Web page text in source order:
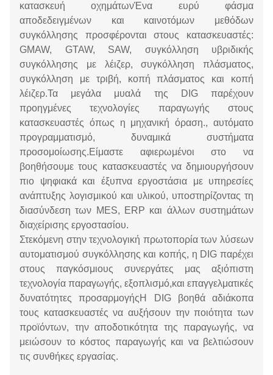
κατασκευή οχημάτωνΈνα ευρύ φάσμα
αποδεδειγμένων και καινοτόμων μεθόδων
συγκόλλησης προσφέρονται στους κατασκευαστές:
GMAW, GTAW, SAW, συγκόλληση υβριδικής
συγκόλλησης με λέιζερ, συγκόλληση πλάσματος,
συγκόλληση με τριβή, κοπή πλάσματος και κοπή
λέιζερ.Τα μεγάλα μυαλά της DIG παρέχουν
προηγμένες τεχνολογίες παραγωγής στους
κατασκευαστές όπως η μηχανική όραση., αυτόματο
προγραμματισμό, δυναμικά συστήματα
προσομοίωσης.Είμαστε αφιερωμένοι στο να
βοηθήσουμε τους κατασκευαστές να δημιουργήσουν
πιο ψηφιακά και έξυπνα εργοστάσια με υπηρεσίες
ανάπτυξης λογισμικού και υλικού, υποστηρίζοντας τη
διασύνδεση των MES, ERP και άλλων συστημάτων
διαχείρισης εργοστασίου.
Στεκόμενη στην τεχνολογική πρωτοπορία των λύσεων
αυτοματισμού συγκόλλησης και κοπής, η DIG παρέχει
στους παγκόσμιους συνεργάτες μας αξιόπιστη
τεχνολογία παραγωγής, εξοπλισμό,και επαγγελματικές
δυνατότητες προσαρμογήςΗ DIG βοηθά αδιάκοπα
τους κατασκευαστές να αυξήσουν την ποιότητα των
προϊόντων, την αποδοτικότητα της παραγωγής, να
μειώσουν το κόστος παραγωγής και να βελτιώσουν
τις συνθήκες εργασίας.